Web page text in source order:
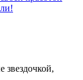
звездочкой,